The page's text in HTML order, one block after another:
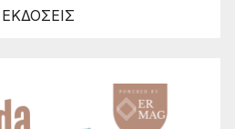
ΕΚΔΟΣΕΙΣ